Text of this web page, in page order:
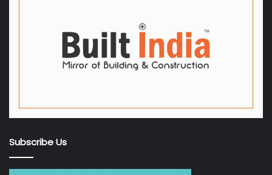
Subscribe Us